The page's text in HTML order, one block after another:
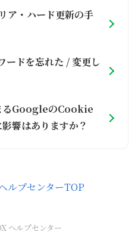
ア・ハード更新の手
ードを忘れた / 変更し
るGoogleのCookie
響はありますか？
ルプセンターTOP
ヘルプセンター